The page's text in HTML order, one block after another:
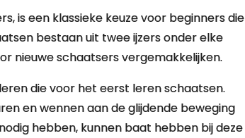
is een klassieke keuze voor beginners die
bestaan uit twee ijzers onder elke
nieuwe schaatsers vergemakkelijken.
die voor het eerst leren schaatsen.
en wennen aan de glijdende beweging
hebben, kunnen baat hebben bij deze